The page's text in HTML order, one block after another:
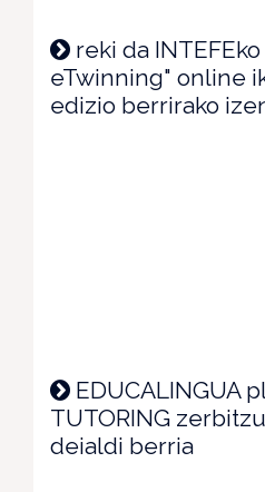
reki da
eTwinning" online
edizio berrirako
EDUCALINGUA
TUTORING
deialdi berria